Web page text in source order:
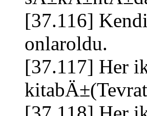
[37.116]
onlaroldu.
[37.117] Her